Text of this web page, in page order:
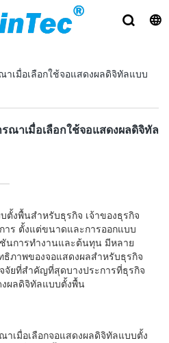
าเมื่อเลือกใช้จอแสดงผลดิจิทัลแบบ
ณาเมื่อเลือกใช้จอแสดงผลดิจิทัล
ตั้งพื้นสำหรับธุรกิจ เจ้าของธุรกิจ
าร ตั้งแต่ขนาดและการออกแบบ
นการทำงานและต้นทุน มีหลาย
ภาพของจอแสดงผลสำหรับธุรกิจ
จัยที่สำคัญที่สุดบางประการที่ธุรกิจ
งผลดิจิทัลแบบตั้งพื้น
าเมื่อเลือกจอแสดงผลดิจิทัลแบบตั้ง